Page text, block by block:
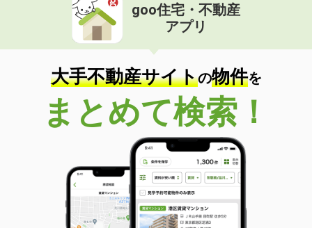
goo住宅・不動産
アプリ
大手不動産サイトの物件を
まとめて検索！